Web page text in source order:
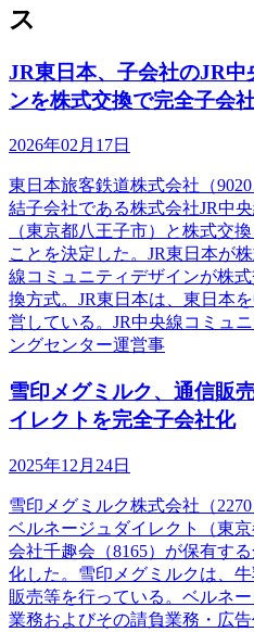
ス
JR東日本、子会社のJR中
ンを株式交換で完全子会
2026年02月17日
東日本旅客鉄道株式会社（
結子会社である株式会社JR中
（東京都八王子市）と株式交
ことを決定した。JR東日本が
線コミュニティデザインが株
換方式。JR東日本は、東日本
営している。JR中央線コミュ
ングセンター運営事
雪印メグミルク、通信販
イレクトを完全子会社化
2025年12月24日
雪印メグミルク株式会社（
ベルネージュダイレクト（東
会社千趣会（8165）が保有す
化した。雪印メグミルクは、
販売等を行っている。ベルネ
業務およびその請負業務・広